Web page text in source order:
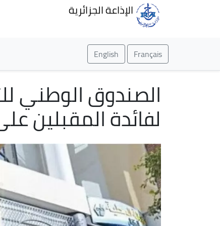
الإذاعة الجزائرية
Français
English
الصندوق الوطني
لفائدة المقبلين